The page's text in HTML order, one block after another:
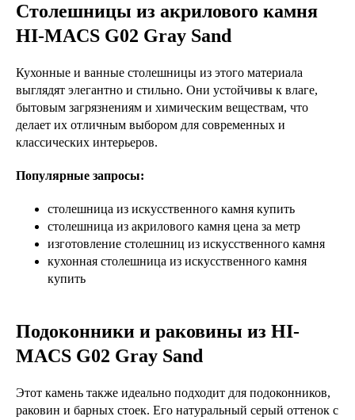
Столешницы из акрилового камня
HI-MACS G02 Gray Sand
Кухонные и ванные столешницы из этого материала
выглядят элегантно и стильно. Они устойчивы к влаге,
бытовым загрязнениям и химическим веществам, что
делает их отличным выбором для современных и
классических интерьеров.
Популярные запросы:
столешница из искусственного камня купить
столешница из акрилового камня цена за метр
изготовление столешниц из искусственного камня
кухонная столешница из искусственного камня
купить
Подоконники и раковины из HI-
MACS G02 Gray Sand
Этот камень также идеально подходит для подоконников,
раковин и барных стоек. Его натуральный серый оттенок с